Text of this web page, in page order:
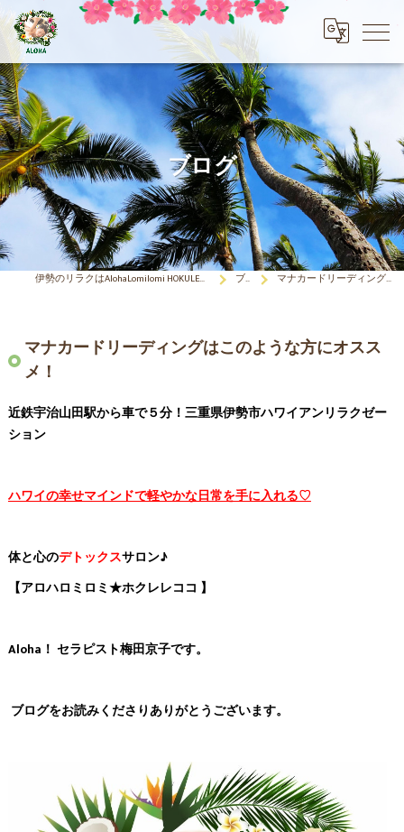
ブログ
伊勢のリラクはAlohaLomilomi HOKULELEcoco(アロハロミロミ ホクレレココ)☆彡 ブログ マナカードリーディングはこのような方にオススメ！
マナカードリーディングはこのような方にオスス
メ！
近鉄宇治山田駅から車で５分！三重県伊勢市ハワイアンリラクゼー
ション
ハワイの幸せマインドで軽やかな日常を手に入れる♡
体と心のデトックスサロン♪
【アロハロミロミ★ホクレレココ 】
Aloha！ セラピスト梅田京子です。
ブログをお読みくださりありがとうございます。